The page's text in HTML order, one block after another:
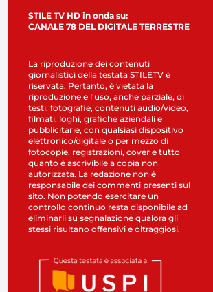
STILE TV HD in onda su:
CANALE 78 DEL DIGITALE TERRESTRE
La riproduzione dei contenuti
giornalistici della testata STILETV è
riservata. Pertanto, è vietata la
riproduzione e l’uso, anche parziale, di
testi, fotografie, contenuti audio/video,
filmati, loghi, grafiche aziendali e
pubblicitarie, con qualsiasi dispositivo
elettronico/digitale o per mezzo di
fotocopie, registrazioni, cover e tutto
quanto è ascrivibile a copia non
autorizzata. La redazione non è
responsabile dei commenti presenti sul
sito. Non potendo esercitare un
controllo continuo resta disponibile ad
eliminarli su segnalazione qualora gli
stessi risultano offensivi e oltraggiosi.